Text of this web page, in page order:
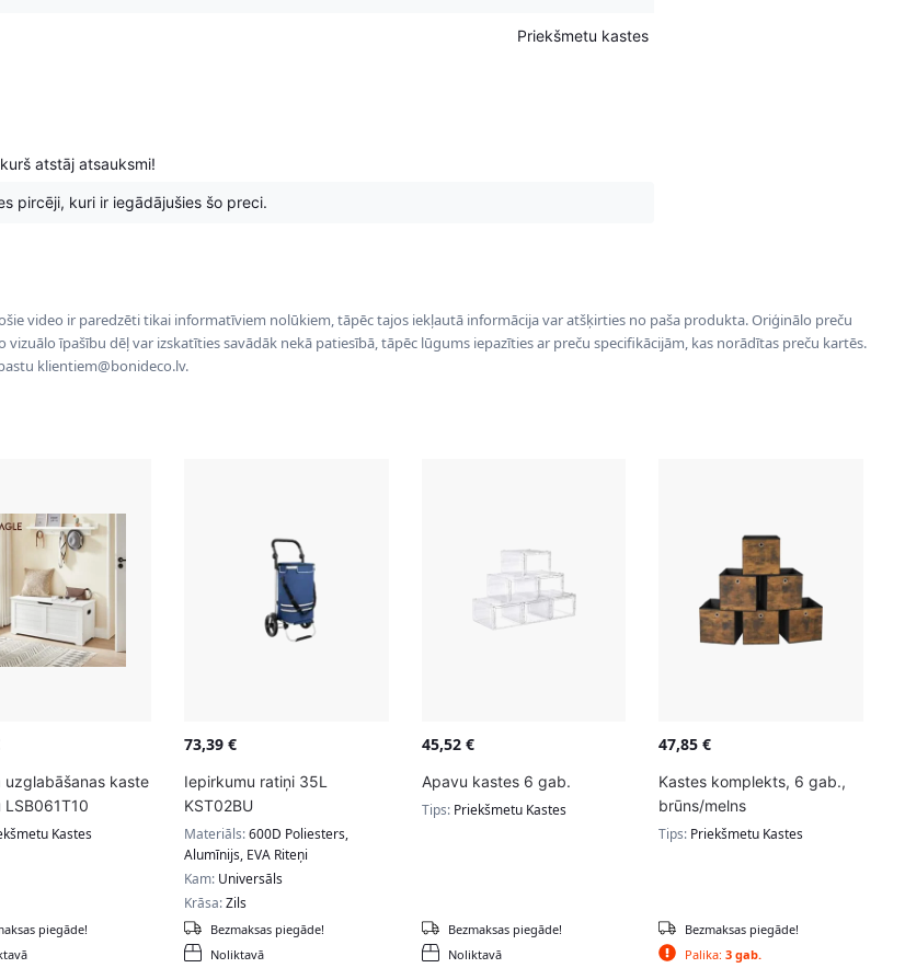
Priekšmetu kastes
atstāj atsauksmi!
pircēji, kuri ir iegādājušies šo preci.
video ir paredzēti tikai informatīviem nolūkiem, tāpēc tajos iekļautā informācija var atšķirties no paša produkta. Oriģinālo preču
īpašību dēļ var izskatīties savādāk nekā patiesībā, tāpēc lūgums iepazīties ar preču specifikācijām, kas norādītas preču kartēs.
klientiem@bonideco.lv.
uzglabāšanas kaste
Kastes
piegāde!
73,39€
Iepirkumu ratiņi 35L
KST02BU
Materiāls:600D Poliesters,
Alumīnijs, EVA Riteņi
Kam: Universāls
Krāsa:Zils
Noliktavā
Bezmaksas piegāde!
45,52 €
Apavu kastes 6 gab.
Tips: Priekšmetu Kastes
Noliktavā
Bezmaksas piegāde!
47,85€
Kastes komplekts, 6 gab.,
brūns/melns
Tips: Priekšmetu Kastes
Palika:3 gab.
Bezmaksas piegāde!